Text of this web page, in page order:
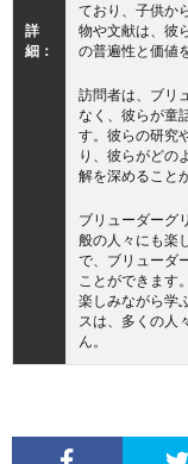
詳
細：
ており、子供か
物や文献は、彼
の普遍性と価値
訪問者は、ブリ
なく、彼らが童
す。彼らの研究
り、彼らがどの
解を深めること
ブリューダーグ
般の人々にも楽
で、ブリューダ
ことができます
楽しみながら学
スは、多くの人
ん。